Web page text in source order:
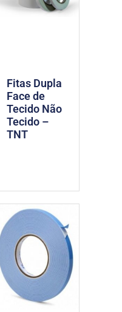
Fitas Dupla
Face de
Tecido Não
Tecido –
TNT